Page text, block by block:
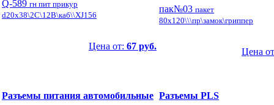
Q-589 гн пит прикур
d20x38\2C\12В\каб\\XJ156
Цена от: 67 руб.
пак№03 пакет
80x120\\\пр\замок\гриппер
Цена
Разъемы питания автомобильные Разъемы PLS